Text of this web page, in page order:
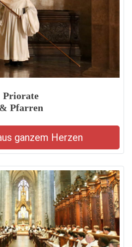
Priorate
& Pfarren
ganzem Herzen